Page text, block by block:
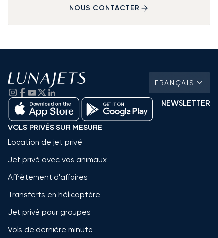
NOUS CONTACTER
FRANÇAIS
NEWSLETTER
VOLS PRIVÉS SUR MESURE
Location de jet privé
Jet privé avec vos animaux
Affrètement d'affaires
Transferts en hélicoptère
Jet privé pour groupes
Vols de dernière minute